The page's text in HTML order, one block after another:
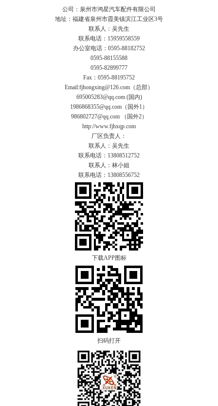
公司：泉州市鸿星汽车配件有限公司
地址：福建省泉州市霞美镇滨江工业区3号
联系人：吴先生
联系电话：15959558559
办公室电话：0595-88182752
0595-88155588
0595-82899777
Fax：0595-88195752
Email:fjhongxing@126.com（总部）
695005283@qq.com (国内)
1986868355@qq.com（国外1）
986802727@qq.com （国外2）
http://www.fjhxqp.com
厂区负责人：
联系人：吴先生
联系电话：13808512752
联系人：林小姐
联系电话：13808556752
下载APP图标
扫码打开